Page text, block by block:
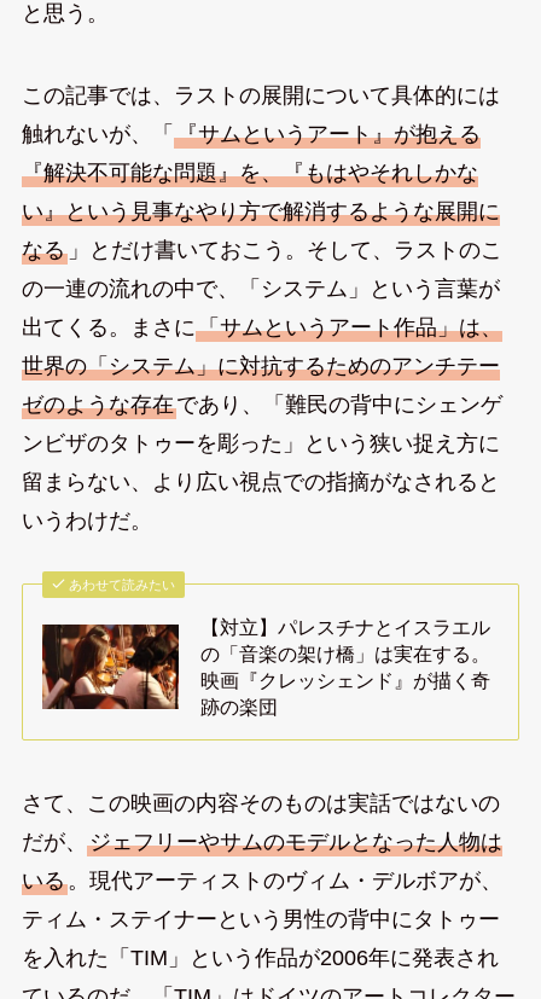
と思う。
この記事では、ラストの展開について具体的には
触れないが、「 『サムというアート』が抱える
『解決不可能な問題』を、『もはやそれしかな
い』という見事なやり方で解消するような展開に
なる」とだけ書いておこう。そして、ラストのこ
の一連の流れの中で、「システム」という言葉が
出てくる。まさに「サムというアート作品」は、
世界の「システム」に対抗するためのアンチテー
ゼのような存在であり、「難民の背中にシェンゲ
ンビザのタトゥーを彫った」という狭い捉え方に
留まらない、より広い視点での指摘がなされると
いうわけだ。
あわせて読みたい
【対立】パレスチナとイスラエル
の「音楽の架け橋」は実在する。
映画『クレッシェンド』が描く奇
跡の楽団
さて、この映画の内容そのものは実話ではないの
だが、 ジェフリーやサムのモデルとなった人物は
いる。現代アーティストのヴィム・デルボアが、
ティム・ステイナーという男性の背中にタトゥー
を入れた「TIM」という作品が2006年に発表され